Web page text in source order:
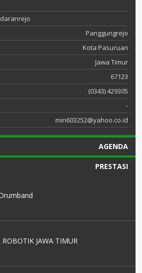
Panggungrejo
Kota Pasuruan
Jawa Timur
67123
(0343) 429305
-
min603252@yahoo.co.id
AGENDA
PRESTASI
ROBOTIK JAWA TIMUR